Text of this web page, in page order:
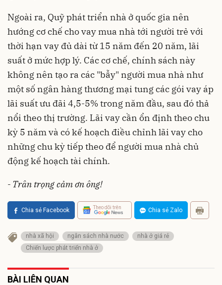
Ngoài ra, Quỹ phát triển nhà ở quốc gia nên
hướng cơ chế cho vay mua nhà tới người trẻ với
thời hạn vay đủ dài từ 15 năm đến 20 năm, lãi
suất ở mức hợp lý. Các cơ chế, chính sách này
không nên tạo ra các "bẫy" người mua nhà như
một số ngân hàng thương mại tung các gói vay áp
lãi suất ưu đãi 4,5-5% trong năm đầu, sau đó thả
nổi theo thị trường. Lãi vay cần ổn định theo chu
kỳ 5 năm và có kế hoạch điều chỉnh lãi vay cho
những chu kỳ tiếp theo để người mua nhà chủ
động kế hoạch tài chính.
- Trân trọng cảm ơn ông!
Chia sẻ Facebook Theo dõi trên Chia sẻ Zalo
nhà xã hội ngân sách nhà nước
nhà ở giá rẻ
Chiến lược phát triển nhà ở
BÀI LIÊN QUAN